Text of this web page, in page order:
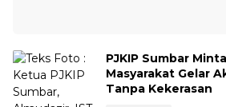
PJKIP Sumbar
Masyarakat Gelar
Tanpa Kekerasan